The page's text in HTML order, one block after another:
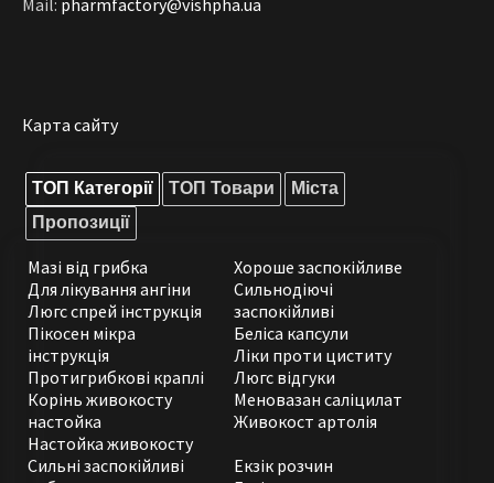
Mail: pharmfactory@vishpha.ua
Карта сайту
ТОП Категорії ТОП Товари
Міста
Пропозиції
Мазі від грибка
Для лікування ангіни
Люгс спрей інструкція
Пікосен мікра
інструкція
Протигрибкові краплі
Корінь живокосту
настойка
Настойка живокосту
Хороше заспокійливе
Сильнодіючі
заспокійливі
Беліса капсули
Ліки проти циститу
Люгс відгуки
Меновазан саліцилат
Живокост артолія
Сильні заспокійливі
Екзік розчин